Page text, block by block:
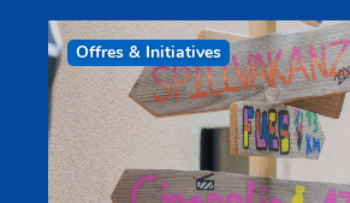
Offres & Initiatives